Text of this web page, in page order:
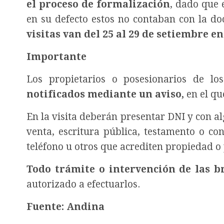
el proceso de formalización, dado que
en su defecto estos no contaban con la
visitas van del 25 al 29 de setiembre
Importante
Los propietarios o posesionarios de los
notificados mediante un aviso, en el
En la visita deberán presentar DNI y con
venta, escritura pública, testamento o
teléfono u otros que acrediten propiedad o
Todo trámite o intervención de las
autorizado a efectuarlos.
Fuente: Andina